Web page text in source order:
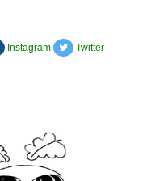
Instagram Twitter